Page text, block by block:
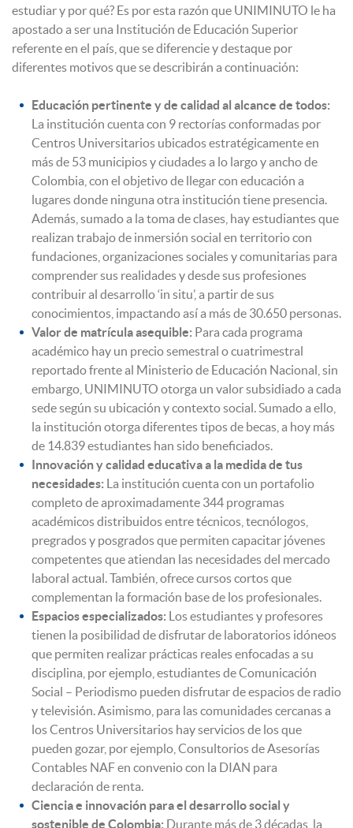
estudiar y por qué? Es por esta razón que UNIMINUTO le ha
apostado a ser una Institución de Educación Superior
referente en el país, que se diferencie y destaque por
diferentes motivos que se describirán a continuación:
Educación pertinente y de calidad al alcance de todos:
La institución cuenta con 9 rectorías conformadas por
Centros Universitarios ubicados estratégicamente en
más de 53 municipios y ciudades a lo largo y ancho de
Colombia, con el objetivo de llegar con educación a
lugares donde ninguna otra institución tiene presencia.
Además, sumado a la toma de clases, hay estudiantes que
realizan trabajo de inmersión social en territorio con
fundaciones, organizaciones sociales y comunitarias para
comprender sus realidades y desde sus profesiones
contribuir al desarrollo ‘in situ’, a partir de sus
conocimientos, impactando así a más de 30.650 personas.
Valor de matrícula asequible: Para cada programa
académico hay un precio semestral o cuatrimestral
reportado frente al Ministerio de Educación Nacional, sin
embargo, UNIMINUTO otorga un valor subsidiado a cada
sede según su ubicación y contexto social. Sumado a ello,
la institución otorga diferentes tipos de becas, a hoy más
de 14.839 estudiantes han sido beneficiados.
Innovación y calidad educativa a la medida de tus
necesidades:
La institución cuenta con un portafolio
completo de aproximadamente 344 programas
académicos distribuidos entre técnicos, tecnólogos,
pregrados y posgrados que permiten capacitar jóvenes
competentes que atiendan las necesidades del mercado
laboral actual. También, ofrece cursos cortos que
complementan la formación base de los profesionales.
Espacios especializados: Los estudiantes y profesores
tienen la posibilidad de disfrutar de laboratorios idóneos
que permiten realizar prácticas reales enfocadas a su
disciplina, por ejemplo, estudiantes de Comunicación
Social – Periodismo pueden disfrutar de espacios de radio
y televisión. Asimismo, para las comunidades cercanas a
los Centros Universitarios hay servicios de los que
pueden gozar, por ejemplo, Consultorios de Asesorías
Contables NAF en convenio con la DIAN para
declaración de renta.
Ciencia e innovación para el desarrollo social y
sostenible de Colombia: Durante más de 3 décadas, la